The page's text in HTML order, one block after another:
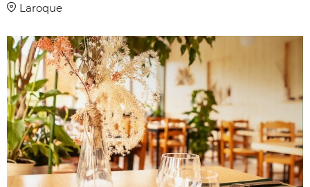
Laroque